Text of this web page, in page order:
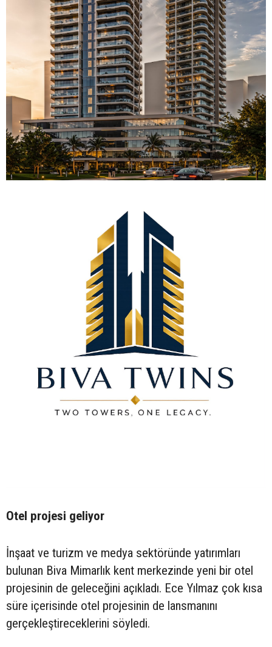
Otel projesi geliyor
İnşaat ve turizm ve medya sektöründe yatırımları
bulunan Biva Mimarlık kent merkezinde yeni bir otel
projesinin de geleceğini açıkladı. Ece Yılmaz çok kısa
süre içerisinde otel projesinin de lansmanını
gerçekleştireceklerini söyledi.